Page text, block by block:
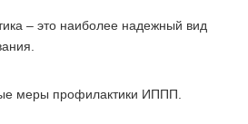
– это наиболее надежный вид
меры профилактики ИППП.